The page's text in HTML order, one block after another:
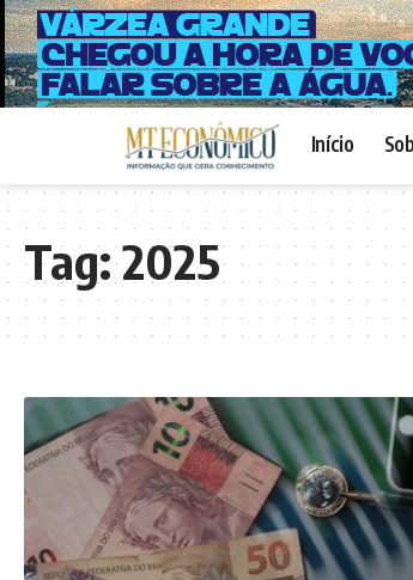
Início
Tag:2025